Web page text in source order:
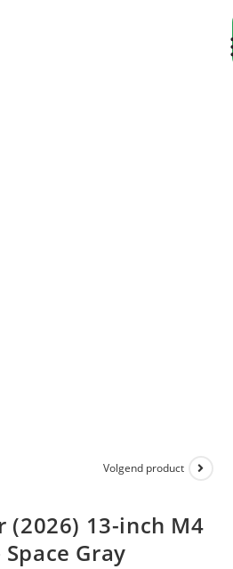
Volgend product
(2026) 13-inch M4
Gray